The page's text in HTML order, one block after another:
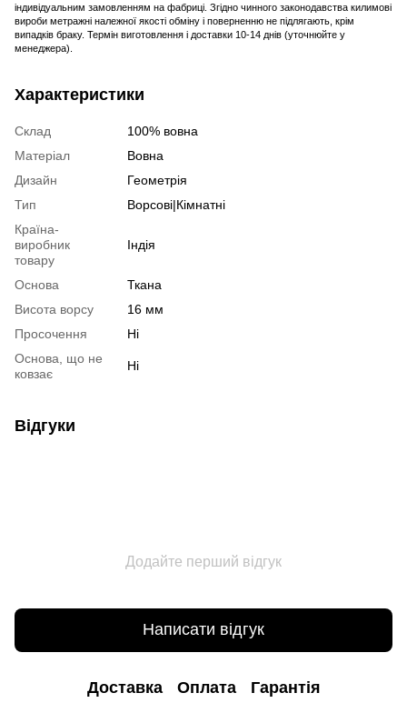
індивідуальним замовленням на фабриці. Згідно чинного законодавства килимові
вироби метражні належної якості обміну і поверненню не підлягають, крім
випадків браку. Термін виготовлення і доставки 10-14 днів (уточнюйте у
менеджера).
Характеристики
Склад
100% вовна
Матеріал
Вовна
Дизайн
Геометрія
Тип
Ворсові|Кімнатні
Країна-
виробник
товару
Індія
Основа
Ткана
Висота ворсу
16 мм
Просочення
Ні
Основа, що не
ковзає
Ні
Відгуки
Додайте перший відгук
Написати відгук
Доставка Оплата Гарантія